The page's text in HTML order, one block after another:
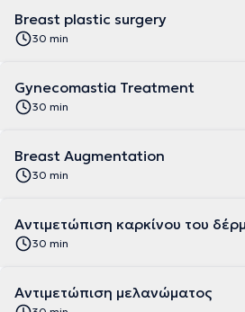
Breast plastic surgery
30 min
Gynecomastia Treatment
30 min
Breast Augmentation
30 min
Αντιμετώπιση καρκίνου του
30 min
Αντιμετώπιση μελανώματος